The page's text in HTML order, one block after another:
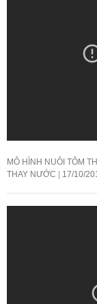
MÔ HÌNH NUÔI TÔM
THAY NƯỚC
17/10/